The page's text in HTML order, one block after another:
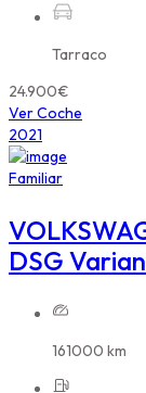
Tarraco
24.900€
Ver Coche
2021
Familiar
DSG
161000 km